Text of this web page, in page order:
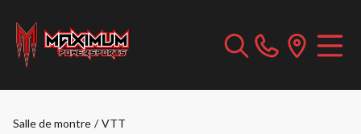
Salle de montre / VTT